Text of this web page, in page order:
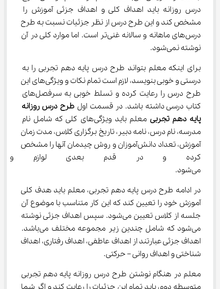
درس روزانه باید اهداف کلی و اهداف جزئی آموزش را
مشخص کند و این طرح درس از نظر جزئیات نسبت به طرح
درس‌های ماهانه و سالانه غنی‌تر است. اما موارد کلی در آن
نوشته نمی‌شود.
برای اینکه معلم بتواند طرح درس پایه دهم تجربی را به
درستی و خوبی بنویسد، لازم است تمام نکات و ویژگی‌های این
طرح درس را رعایت کرده و تسلط خوبی به سرفصل‌های
کتاب درسی داشته باشد. در قسمت اول طرح درس روزانه
پایه دهم تجربی
معلم باید ویژگی‌های کلی که شامل نام
مدرسه، نام درس، نامه دبیر، تاریخ برگزاری کلاس، مدت زمان
آموزش، تعداد دانش‌آموزان و روش چیدمان آنها را مشخص
کرده و در قدم بعدی لوازم و
می‌شود.
در ادامه طرح درس پایه دهم تجربی، معلم باید هدف کلی
آموزش خود را تعیین کند که این کار متناسب با موضوع آن
جلسه از کلاس تعیین می‌شود. سپس اهداف جزئی نوشته
می‌شود که شامل چندین زیر مجموعه مختلف می‌باشد.
اهداف جزئی عبارتند از اهداف عاطفی، اهداف رفتاری، اهداف
شناختی و اهداف روانی – حرکتی.
معلم در هنگام نوشتن طرح درس روزانه پایه دهم تجربی